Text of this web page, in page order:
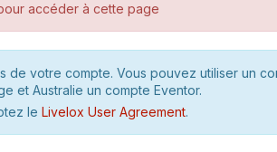
accéder à cette page
de votre compte. Vous pouvez utiliser un
et Australie un compte Eventor.
le Livelox User Agreement.